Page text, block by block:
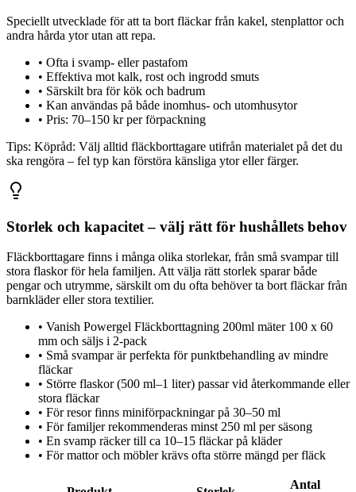
Speciellt utvecklade för att ta bort fläckar från kakel, stenplattor och
andra hårda ytor utan att repa.
• Ofta i svamp- eller pastafom
• Effektiva mot kalk, rost och ingrodd smuts
• Särskilt bra för kök och badrum
• Kan användas på både inomhus- och utomhusytor
• Pris: 70–150 kr per förpackning
Tips: Köpråd: Välj alltid fläckborttagare utifrån materialet på det du
ska rengöra – fel typ kan förstöra känsliga ytor eller färger.
Storlek och kapacitet – välj rätt för hushållets behov
Fläckborttagare finns i många olika storlekar, från små svampar till
stora flaskor för hela familjen. Att välja rätt storlek sparar både
pengar och utrymme, särskilt om du ofta behöver ta bort fläckar från
barnkläder eller stora textilier.
• Vanish Powergel Fläckborttagning 200ml mäter 100 x 60
mm och säljs i 2-pack
• Små svampar är perfekta för punktbehandling av mindre
fläckar
• Större flaskor (500 ml–1 liter) passar vid återkommande eller
stora fläckar
• För resor finns miniförpackningar på 30–50 ml
• För familjer rekommenderas minst 250 ml per säsong
• En svamp räcker till ca 10–15 fläckar på kläder
• För mattor och möbler krävs ofta större mängd per fläck
Antal